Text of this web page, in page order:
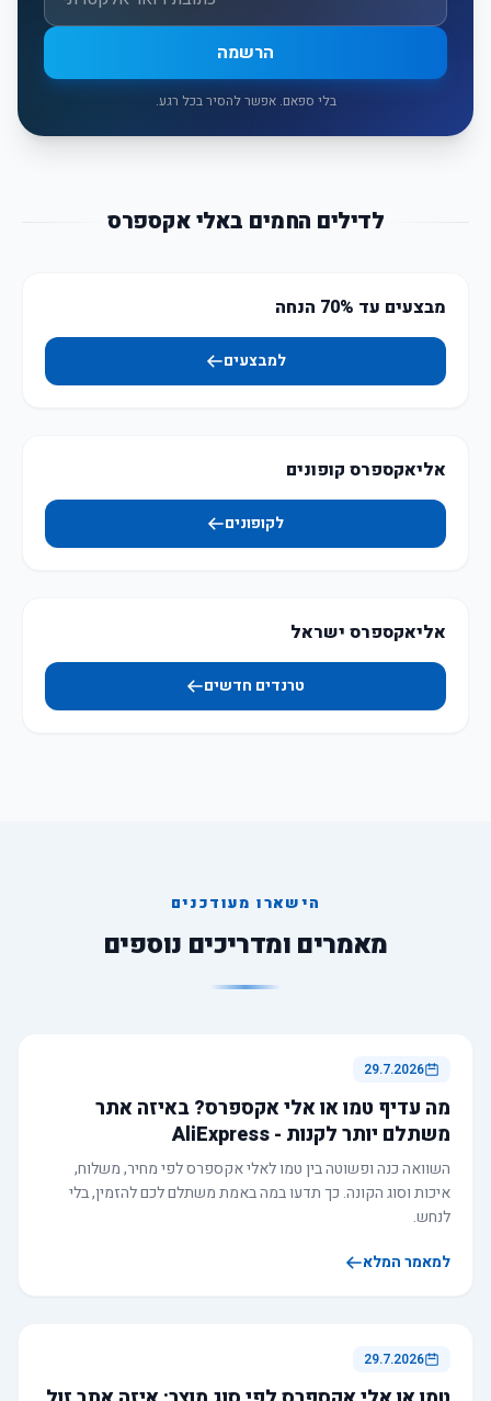
הרשמה
בלי ספאם. אפשר להסיר בכל רגע.
לדילים החמים באלי אקספרס
מבצעים עד 70% הנחה
למבצעים
אליאקספרס קופונים
לקופונים
אליאקספרס ישראל
טרנדים חדשים
הישארו מעודכנים
מאמרים ומדריכים נוספים
29.7.2026
מה עדיף טמו או אלי אקספרס? באיזה אתר
משתלם יותר לקנות - AliExpress
השוואה כנה ופשוטה בין טמו לאלי אקספרס לפי מחיר, משלוח,
איכות וסוג הקונה. כך תדעו במה באמת משתלם לכם להזמין, בלי
לנחש.
למאמר המלא
29.7.2026